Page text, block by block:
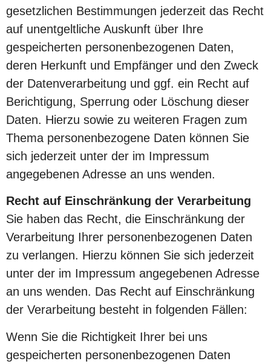
gesetzlichen Bestimmungen jederzeit das Recht
auf unentgeltliche Auskunft über Ihre
gespeicherten personenbezogenen Daten,
deren Herkunft und Empfänger und den Zweck
der Datenverarbeitung und ggf. ein Recht auf
Berichtigung, Sperrung oder Löschung dieser
Daten. Hierzu sowie zu weiteren Fragen zum
Thema personenbezogene Daten können Sie
sich jederzeit unter der im Impressum
angegebenen Adresse an uns wenden.
Recht auf Einschränkung der Verarbeitung
Sie haben das Recht, die Einschränkung der
Verarbeitung Ihrer personenbezogenen Daten
zu verlangen. Hierzu können Sie sich jederzeit
unter der im Impressum angegebenen Adresse
an uns wenden. Das Recht auf Einschränkung
der Verarbeitung besteht in folgenden Fällen:
Wenn Sie die Richtigkeit Ihrer bei uns
gespeicherten personenbezogenen Daten